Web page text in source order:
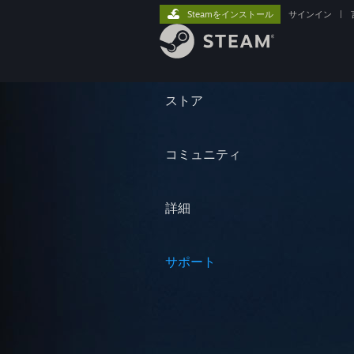
ストア
コミュニティ
詳細
サポート
Steamをインストール サインイン